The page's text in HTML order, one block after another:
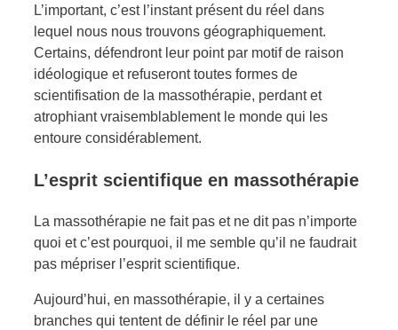
L’important, c’est l’instant présent du réel dans
lequel nous nous trouvons géographiquement.
Certains, défendront leur point par motif de raison
idéologique et refuseront toutes formes de
scientifisation de la massothérapie, perdant et
atrophiant vraisemblablement le monde qui les
entoure considérablement.
L’esprit scientifique en massothérapie
La massothérapie ne fait pas et ne dit pas n’importe
quoi et c’est pourquoi, il me semble qu’il ne faudrait
pas mépriser l’esprit scientifique.
Aujourd’hui, en massothérapie, il y a certaines
branches qui tentent de définir le réel par une